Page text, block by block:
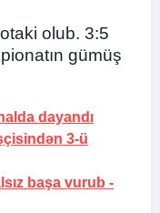
olub. 3:5
gümüş
dayandı
3-ü
başa vurub -